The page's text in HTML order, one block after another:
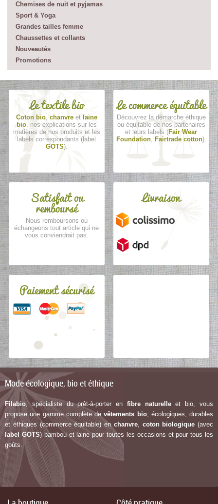
Chemises de nuit et pyjamas
Sport & Yoga
Grandes tailles femme
Chaussettes et collants
Nouveautés
Promotions
Le textile bio
Coton bio, chanvreet laine
bio, nos explications sur les
matières de nos produits et les
labels correspondants (label
GOTS).
Le commerce équitable
Découvrez la démarche éthique
ou équitable de nos partenaires
et leurs labels (Fair Wear
Foundation, Fairtrade cotton).
Satisfait ou
remboursé
Nous remboursons ou
échangeons tout article qui ne
vous conviendrait pas.
Livraison
Paiement sécurisé
Mode écologique, bio et éthique
Filabio , spécialiste du prêt-à-porter en fibre naturelleet bio, vous
propose une gamme complète devêtements bio, écologiques, durables
et éthiques (commerce équitable) en chanvre, coton biologique (avec
label GOTS) bambou et laine pour toutes les occasions et pour tous les
goûts.